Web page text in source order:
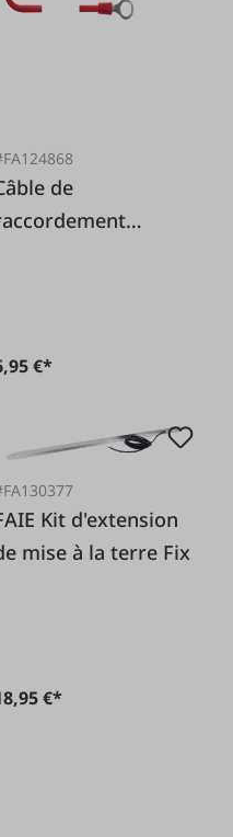
de
€*
Kit d'extension
mise à la terre Fix
€*